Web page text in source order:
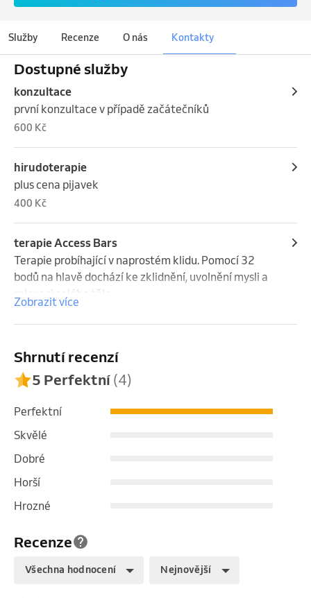
Služby Recenze O nás Kontakty
Dostupné služby
konzultace
první konzultace v případě začátečníků
600 Kč
hirudoterapie
plus cena pijavek
400 Kč
terapie Access Bars
Terapie probíhající v naprostém klidu. Pomocí 32
bodů na hlavě dochází ke zklidnění, uvolnění mysli a
relaxaci celého těla.
Zobrazit více
Recenze
Všechna hodnocení Nejnovější
Shrnutí recenzí
5 Perfektní(4)
Perfektní
Skvělé
Dobré
Horší
Hrozné